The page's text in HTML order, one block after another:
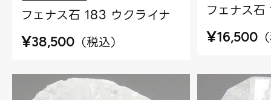
フェナス石 183 ウクライナ
¥38,500 （税込）
フェナス
¥16,500 （